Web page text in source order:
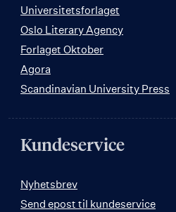
Universitetsforlaget
Oslo Literary Agency
Forlaget Oktober
Agora
Scandinavian University Press
Kundeservice
Nyhetsbrev
Send epost til kundeservice